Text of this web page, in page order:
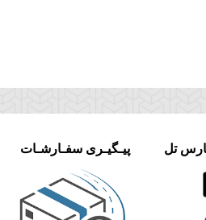
تل پیـگیـری سفـارشـات